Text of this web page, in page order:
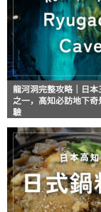
龍河洞完整攻略｜日本
之一，高知必訪地下奇
驗